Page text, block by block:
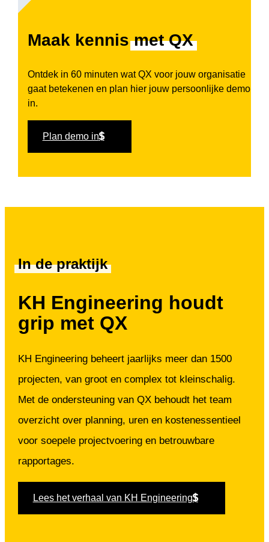
Maak kennismet QX
Ontdek in 60 minuten wat QX voor jouw organisatie
gaat betekenen en plan hier jouw persoonlijke demo
in.
Plan demo in
In de praktijk
KH Engineering houdt
grip met QX
KH Engineering beheert jaarlijks meer dan 1500
projecten, van groot en complex tot kleinschalig.
Met de ondersteuning van QX behoudt het team
overzicht over planning, uren en kostenessentieel
voor soepele projectvoering en betrouwbare
rapportages.
Lees het verhaal van KH Engineering